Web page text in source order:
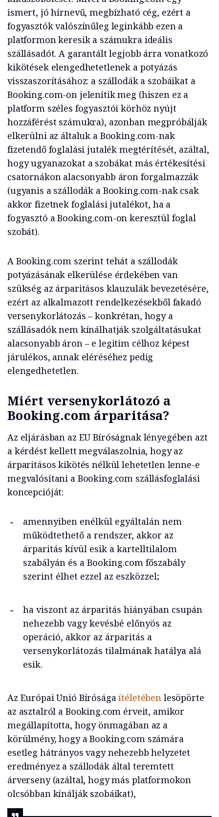
ismert, jó hírnevű, megbízható cég, ezért a
fogyasztók valószínűleg leginkább ezen a
platformon keresik a számukra ideális
szállásadót. A garantált legjobb árra vonatkozó
kikötések elengedhetetlenek a potyázás
visszaszorításához: a szállodák a szobáikat a
Booking.com-on jelenítik meg (hiszen ez a
platform széles fogyasztói körhöz nyújt
hozzáférést számukra), azonban megpróbálják
elkerülni az általuk a Booking.com-nak
fizetendő foglalási jutalék megtérítését, azáltal,
hogy ugyanazokat a szobákat más értékesítési
csatornákon alacsonyabb áron forgalmazzák
(ugyanis a szállodák a Booking.com-nak csak
akkor fizetnek foglalási jutalékot, ha a
fogyasztó a Booking.com-on keresztül foglal
szobát).
A Booking.com szerint tehát a szállodák
potyázásának elkerülése érdekében van
szükség az árparitásos klauzulák bevezetésére,
ezért az alkalmazott rendelkezésekből fakadó
versenykorlátozás – konkrétan, hogy a
szállásadók nem kínálhatják szolgáltatásukat
alacsonyabb áron – e legitim célhoz képest
járulékos, annak eléréséhez pedig
elengedhetetlen.
Miért versenykorlátozó a
Booking.com árparitása?
Az eljárásban az EU Bíróságnak lényegében azt
a kérdést kellett megválaszolnia, hogy az
árparitásos kikötés nélkül lehetetlen lenne-e
megvalósítani a Booking.com szállásfoglalási
koncepcióját:
amennyiben enélkül egyáltalán nem
működtethető a rendszer, akkor az
árparitás kívül esik a kartelltilalom
szabályán és a Booking.com főszabály
szerint élhet ezzel az eszközzel;
ha viszont az árparitás hiányában csupán
nehezebb vagy kevésbé előnyös az
operáció, akkor az árparitás a
versenykorlátozás tilalmának hatálya alá
esik.
Az Európai Unió Bíróságaítéletébenlesöpörte
az asztalról a Booking.com érveit, amikor
megállapította, hogy önmagában az a
körülmény, hogy a Booking.com számára
esetleg hátrányos vagy nehezebb helyzetet
eredményez a szállodák által teremtett
árverseny (azáltal, hogy más platformokon
olcsóbban kínálják szobáikat),